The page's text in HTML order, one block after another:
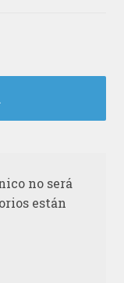
no será
están